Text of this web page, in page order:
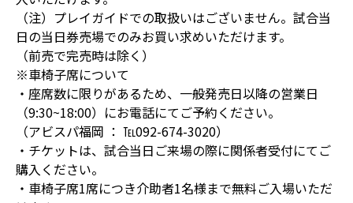
（注）プレイガイドでの取扱いはございません。試合当
日の当日券売場でのみお買い求めいただけます。
（前売で完売時は除く）
※車椅子席について
・座席数に限りがあるため、一般発売日以降の営業日
（9:30~18:00）にお電話にてご予約ください。
（アビスパ福岡 ： ℡092-674-3020）
・チケットは、試合当日ご来場の際に関係者受付にてご
購入ください。
・車椅子席1席につき介助者1名様まで無料ご入場いただ